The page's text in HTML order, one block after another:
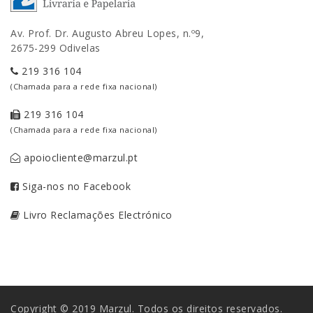
Av. Prof. Dr. Augusto Abreu Lopes, n.º9,
2675-299 Odivelas
219 316 104
(Chamada para a rede fixa nacional)
219 316 104
(Chamada para a rede fixa nacional)
apoiocliente@marzul.pt
Siga-nos no Facebook
Livro Reclamações Electrónico
Copyright © 2019 Marzul. Todos os direitos reservados.